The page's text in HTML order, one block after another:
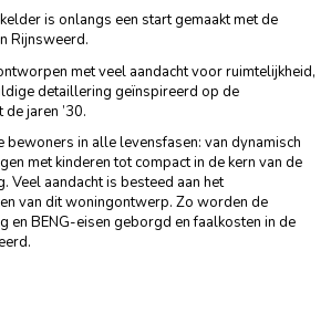
is onlangs een start gemaakt met de
Rijnsweerd.
met veel aandacht voor ruimtelijkheid,
detaillering geïnspireerd op de
jaren ’30.
in alle levensfasen: van dynamisch
met kinderen tot compact in de kern van de
Veel aandacht is besteed aan het
van dit woningontwerp. Zo worden de
en BENG-eisen geborgd en faalkosten in de